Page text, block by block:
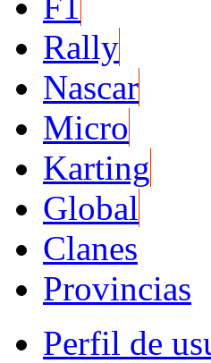
Rally
Nascar
Micro
Karting
Global
Clanes
Provincias
Perfil de